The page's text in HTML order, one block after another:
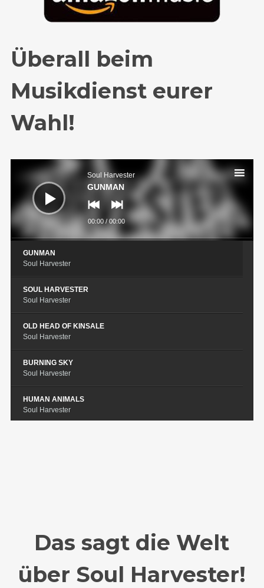
Überall beim
Musikdienst eurer
Wahl!
Soul Harvester
GUNMAN
00:00/ 00:00
GUNMAN
Soul Harvester
SOUL HARVESTER
Soul Harvester
OLD HEAD OF KINSALE
Soul Harvester
BURNING SKY
Soul Harvester
HUMAN ANIMALS
Soul Harvester
Das sagt die Welt
über Soul Harvester!